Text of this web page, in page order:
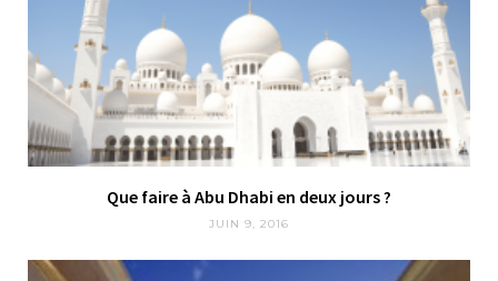
Que faire à Abu Dhabi en deux jours ?
JUIN 9, 2016